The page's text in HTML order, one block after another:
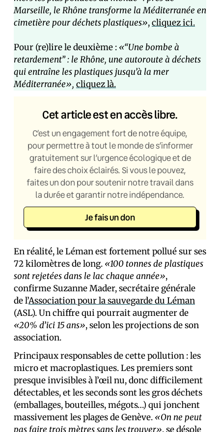
Marseille, le Rhône transforme la Méditerranée en
cimetière pour déchets plastiques»,cliquez ici.
Pour (re)lire le deuxième : «“Une bombe à
retardement” : le Rhône, une autoroute à déchets
qui entraîne les plastiques jusqu’à la mer
Méditerranée», cliquez là.
Cet article est en accès libre.
C’est un engagement fort de notre équipe,
pour permettre à tout le monde de s’informer
gratuitement sur l’urgence écologique et de
faire des choix éclairés. Si vous le pouvez,
faites un don pour soutenir notre travail dans
la durée et garantir notre indépendance.
Je fais un don
En réalité, le Léman est fortement pollué sur ses
72 kilomètres de long. «100 tonnes de plastiques
sont rejetées dans le lac chaque année»,
confirme Suzanne Mader, secrétaire générale
de l’Association pour la sauvegarde du Léman
(ASL). Un chiffre qui pourrait augmenter de
«20% d’ici 15 ans», selon les projections de son
association.
Principaux responsables de cette pollution : les
micro et macroplastiques. Les premiers sont
presque invisibles à l’œil nu, donc difficilement
détectables, et les seconds sont les gros déchets
(emballages, bouteilles, mégots…) qui jonchent
massivement les plages de Genève. «On ne peut
pas faire trois mètres sans les trouver», se désole